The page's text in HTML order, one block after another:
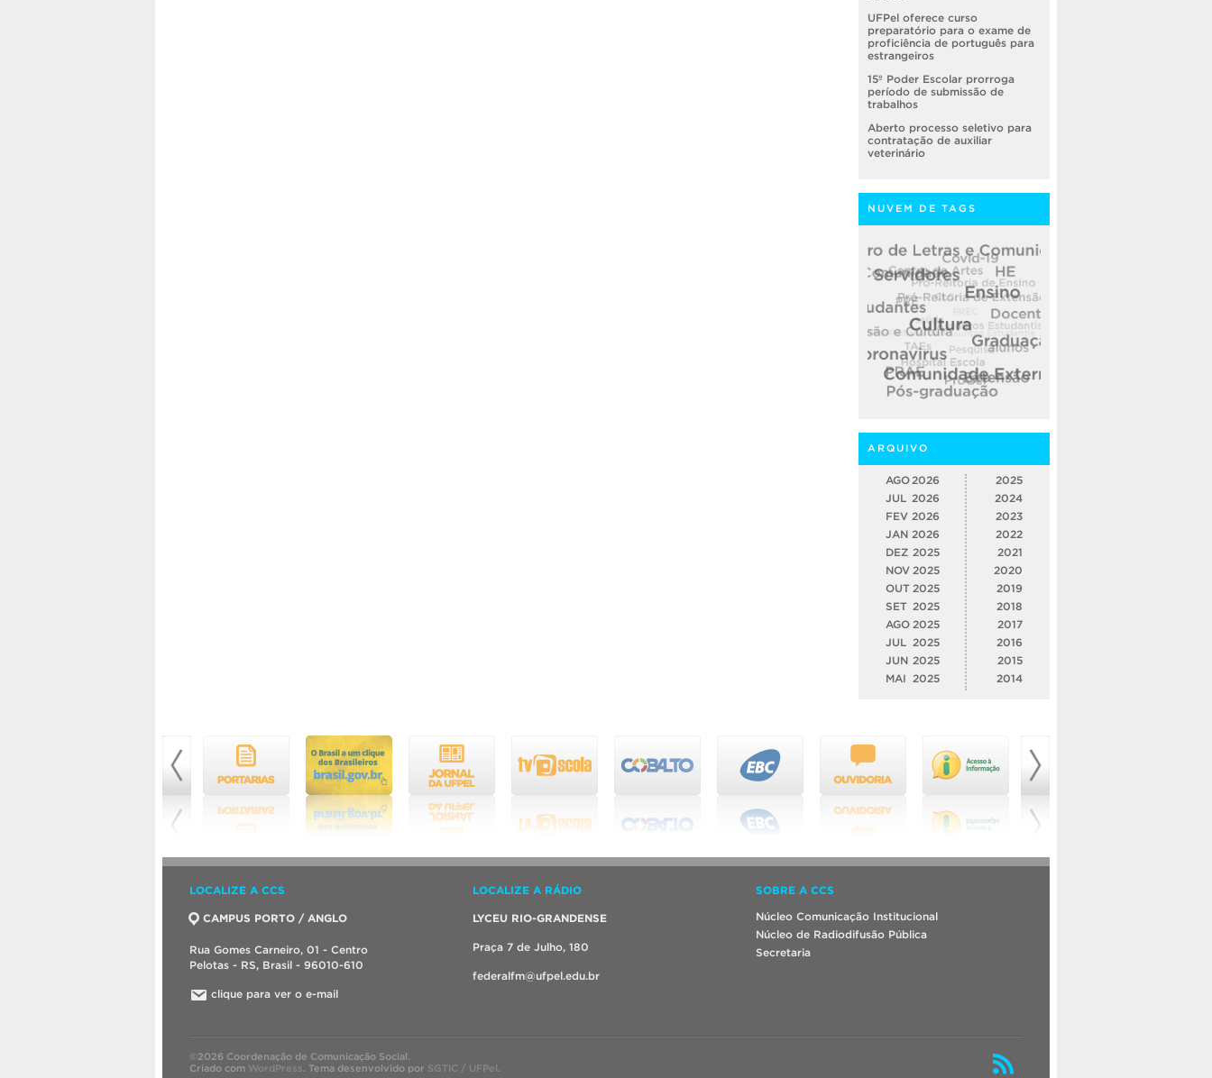
UFPel oferece curso
preparatório para o exame de
proficiência de português para
estrangeiros
15º Poder Escolar prorroga
período de submissão de
trabalhos
Aberto processo seletivo para
contratação de auxiliar
veterinário
NUVEM DE TAGS
ARQUIVO
AGO 2026
JUL 2026
FEV 2026
JAN 2026
DEZ 2025
NOV 2025
OUT 2025
SET 2025
AGO 2025
JUL
2025
JUN 2025
MAI
2025
2025
2024
2023
2022
2021
2020
2019
2018
2017
2016
2015
2014
LOCALIZE A CCS
CAMPUS PORTO / ANGLO
Rua Gomes Carneiro, 01 - Centro
Pelotas - RS, Brasil - 96010-610
clique para ver o e-mail
LOCALIZE A RÁDIO
LYCEU RIO-GRANDENSE
Praça 7 de Julho, 180
federalfm@ufpel.edu.br
SOBRE A CCS
Núcleo Comunicação Institucional
Núcleo de Radiodifusão Pública
Secretaria
©2026 Coordenação de Comunicação Social.
Criado com WordPress. Tema desenvolvido por SGTIC / UFPel .